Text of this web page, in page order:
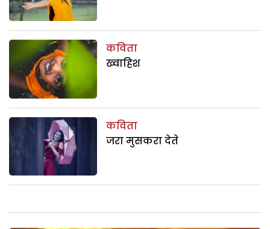
कविता
ख्वाहिश
कविता
जरा मुसकरा देते